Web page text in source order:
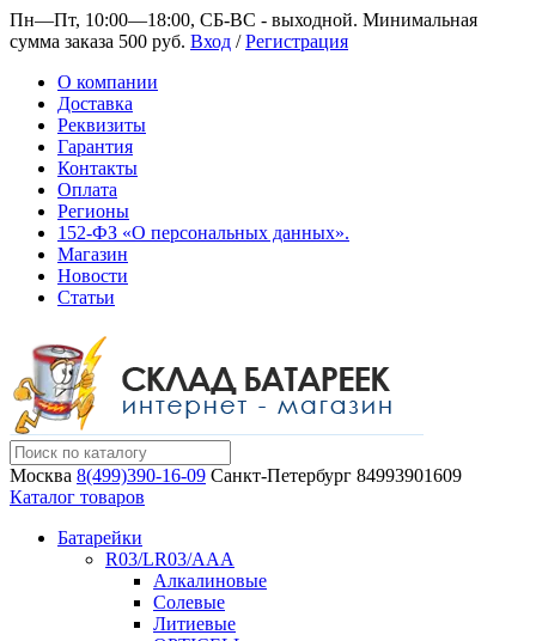
Пн—Пт, 10:00—18:00, СБ-ВС - выходной. Минимальная
сумма заказа 500 руб. Вход /Регистрация
О компании
Доставка
Реквизиты
Гарантия
Контакты
Оплата
Регионы
152-ФЗ «О персональных данных».
Магазин
Новости
Статьи
Москва 8(499)390-16-09 Санкт-Петербург 84993901609
Каталог товаров
Батарейки
R03/LR03/AAA
Алкалиновые
Солевые
Литиевые